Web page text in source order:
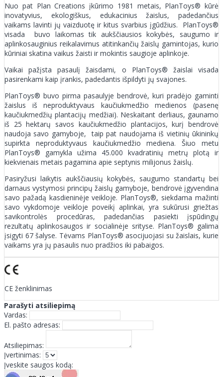
Nuo pat Plan Creations įkūrimo 1981 metais, PlanToys® kūrė
inovatyvius, ekologiškus, edukacinius žaislus, padedančius
vaikams lavinti jų vaizduotę ir kitus svarbius įgūdžius. PlanToys®
visada buvo laikomas tik aukščiausios kokybės, saugumo ir
aplinkosauginius reikalavimus atitinkančių žaislų gamintojas, kurio
kūriniai skatina vaikus žaisti ir mokintis saugioje aplinkoje.
Vaikai pažįsta pasaulį žaisdami, o PlanToys® žaislai visada
pasirenkami kaip įrankis, padedantis išpildyti jų svajones.
PlanToys® buvo pirma pasaulyje bendrovė, kuri pradėjo gaminti
žaislus iš neproduktyvaus kaučiukmedžio medienos (pasenę
kaučiukmedžių plantacijų medžiai). Neskaitant derliaus, gaunamo
iš 25 hektarų savos kaučiukmedžio plantacijos, kurį bendrovė
naudoja savo gamyboje, taip pat naudojama iš vietinių ūkininkų
supirkta neproduktyvaus kaučiukmedžio mediena. Šiuo metu
PlanToys® gamykla užima 45.000 kvadratinių metrų plotą ir
kiekvienais metais pagamina apie septynis milijonus žaislų.
Pasiryžusi laikytis aukščiausių kokybės, saugumo standartų bei
darnaus vystymosi principų žaislų gamyboje, bendrovė įgyvendina
savo pažadą kasdieninėje veikloje. PlanToys®, siekdama mažinti
savo vykdomoje veikloje poveikį aplinkai, yra sukūrusi griežtas
savikontrolės procedūras, padedančias pasiekti įspūdingų
rezultatų aplinkosaugos ir socialinėje srityse. PlanToys® galima
įsigyti 67 šalyse. Tėvams PlanToys® asocijuojasi su žaislais, kurie
vaikams yra jų pasaulis nuo pradžios iki pabaigos.
CE ženklinimas
Parašyti atsiliepimą
Vardas:
El. pašto adresas:
Atsiliepimas:
Įvertinimas:
Įveskite saugos kodą: